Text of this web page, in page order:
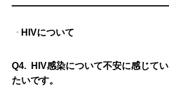
・ HIVについて
Q4. HIV感染について不安に感じて
たいです。